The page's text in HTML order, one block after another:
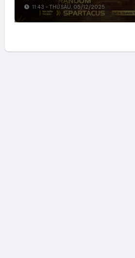
11:43 - THỨ SÁU, 05/12/2025